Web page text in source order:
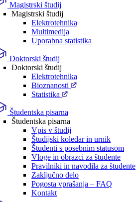
Magistrski študij
Magistrski študij
Elektrotehnika
Multimedija
Uporabna statistika
Doktorski študij
Doktorski študij
Elektrotehnika
Bioznanosti
Statistika
Študentska pisarna
Študentska pisarna
Vpis v študij
Študijski koledar in urnik
Študenti s posebnim statusom
Vloge in obrazci za študente
Pravilniki in navodila za študente
Zaključno delo
Pogosta vprašanja – FAQ
Kontakt